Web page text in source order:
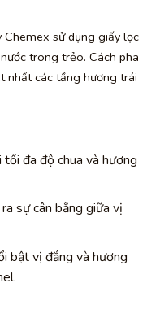
sử dụng giấy lọc
trong trẻo. Cách pha
nhất các tầng hương trái
đa độ chua và hương
sự cân bằng giữa vị
bật vị đắng và hương